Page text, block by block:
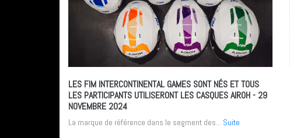
LES FIM INTERCONTINENTAL GAMES SONT NÉS ET TOUS
LES PARTICIPANTS UTILISERONT LES CASQUES AIROH- 29
NOVEMBRE 2024
La marque de référence dans le segment des... Suite